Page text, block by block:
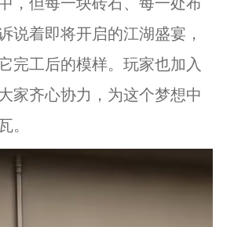
，但每一块砖石、每一处布
说着即将开启的江湖盛宴，
完工后的模样。玩家也加入
家齐心协力，为这个梦想中
。